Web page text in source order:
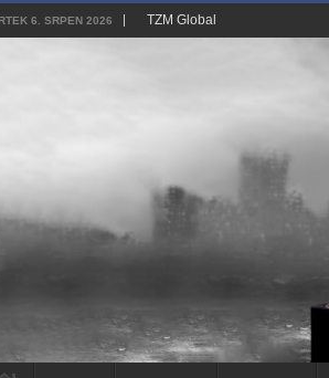
6. SRPEN 2026 TZM Global